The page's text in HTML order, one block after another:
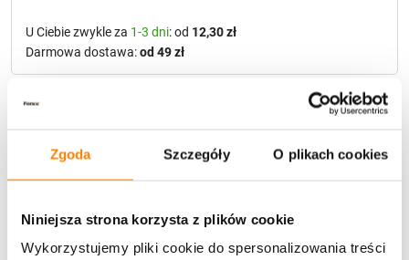
Zgoda Szczegóły O plikach cookies
Niniejsza strona korzysta z plików cookie
Wykorzystujemy pliki cookie do spersonalizowania treści
U Ciebie zwykle za 1-3 dni: od 12,30 zł
Darmowa dostawa:od 49 zł